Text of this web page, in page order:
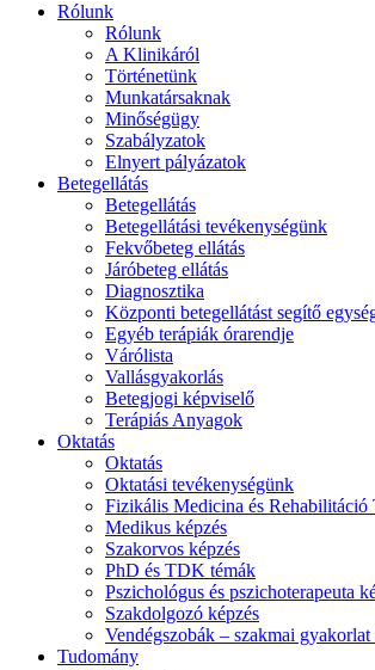
Rólunk
Rólunk
A Klinikáról
Történetünk
Munkatársaknak
Minőségügy
Szabályzatok
Elnyert pályázatok
Betegellátás
Betegellátás
Betegellátási tevékenységünk
Fekvőbeteg ellátás
Járóbeteg ellátás
Diagnosztika
Központi betegellátást segítő
Egyéb terápiák órarendje
Várólista
Vallásgyakorlás
Betegjogi képviselő
Terápiás Anyagok
Oktatás
Oktatás
Oktatási tevékenységünk
Fizikális Medicina és Rehabilitáció
Medikus képzés
Szakorvos képzés
PhD és TDK témák
Pszichológus és pszichoterapeuta
Szakdolgozó képzés
Vendégszobák – szakmai gyakorlat
Tudomány